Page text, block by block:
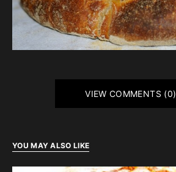
VIEW COMMENTS (0)
YOU MAY ALSO LIKE